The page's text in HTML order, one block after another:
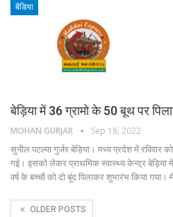
बैडिया
बेड़िया में 36 ग्रामो के 50 बूथ पर
MOHAN GURJAR Sep 18, 2022
सुनील पटल्या गुर्जर बेड़िया। मध्य प्रदेश में रविवार
गई। इसको लेकर प्राथमिक स्वास्थ्य केन्द्र बेड़िया
वर्ष के बच्चों को दो बूंद पिलाकर शुभारंभ किया
OLDER POSTS